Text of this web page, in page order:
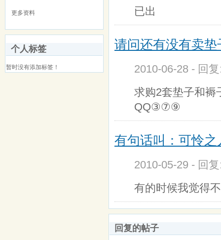
更多资料
个人标签
暂时没有添加标签！
已出
请问还有没有卖
2010-06-28 - 回
求购2套垫子和褥
QQ③⑦⑨
有句话叫：可怜
2010-05-29 - 回
有的时候我觉得
回复的帖子